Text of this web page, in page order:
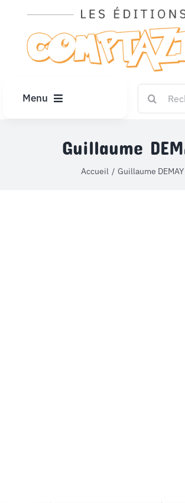
contenu
Menu
Guillaume
Accueil Guillaume DEMAY